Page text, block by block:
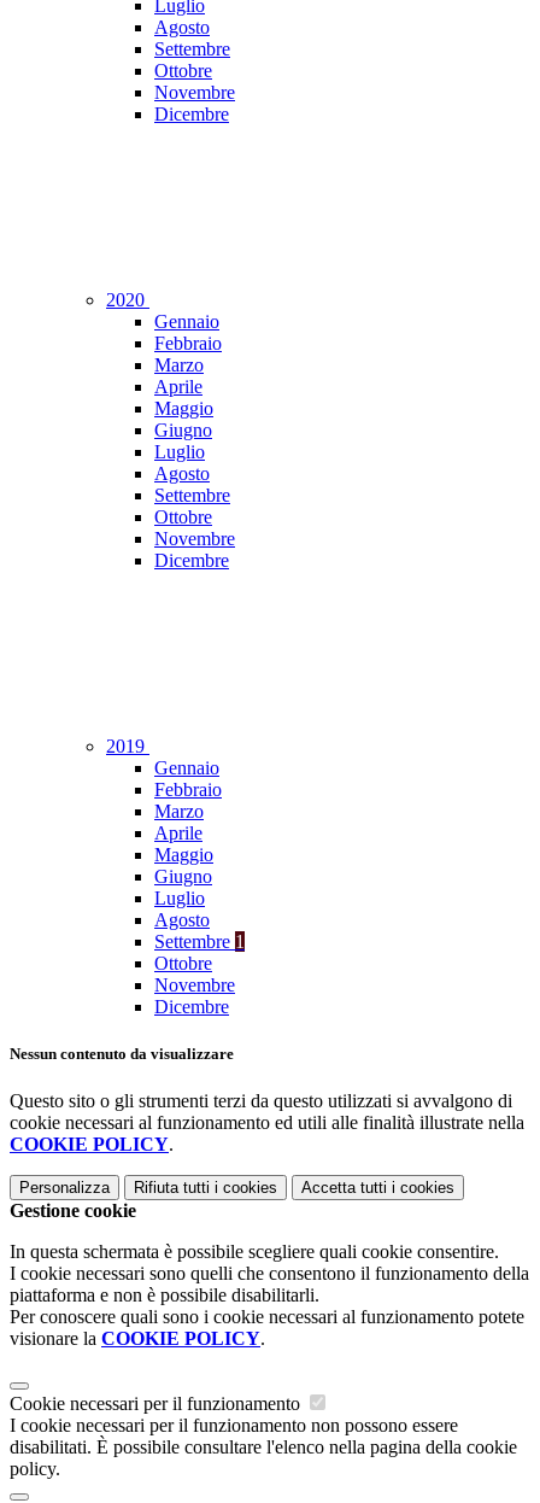
Luglio
Agosto
Settembre
Ottobre
Novembre
Dicembre
2020
Gennaio
Febbraio
Marzo
Aprile
Maggio
Giugno
Luglio
Agosto
Settembre
Ottobre
Novembre
Dicembre
2019
Gennaio
Febbraio
Marzo
Aprile
Maggio
Giugno
Luglio
Agosto
Settembre 1
Ottobre
Novembre
Dicembre
Nessun contenuto da visualizzare
Questo sito o gli strumenti terzi da questo utilizzati si avvalgono di
cookie necessari al funzionamento ed utili alle finalità illustrate nella
COOKIE POLICY.
Personalizza Rifiuta tutti i cookies Accetta tutti i cookies
Gestione cookie
In questa schermata è possibile scegliere quali cookie consentire.
I cookie necessari sono quelli che consentono il funzionamento della
piattaforma e non è possibile disabilitarli.
Per conoscere quali sono i cookie necessari al funzionamento potete
visionare la COOKIE POLICY.
Cookie necessari per il funzionamento
I cookie necessari per il funzionamento non possono essere
disabilitati. È possibile consultare l'elenco nella pagina della cookie
policy.